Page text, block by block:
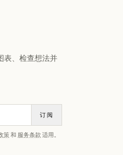
表、检查想法并
订阅
策 和 服务条款 适用。